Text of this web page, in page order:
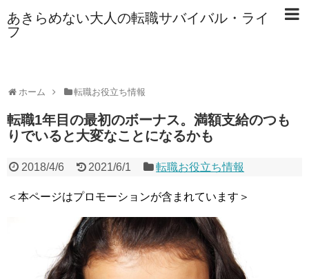
あきらめない大人の転職サバイバル・ライ
フ
ホーム 転職お役立ち情報
転職1年目の最初のボーナス。満額支給のつも
りでいると大変なことになるかも
2018/4/6 2021/6/1 転職お役立ち情報
＜本ページはプロモーションが含まれています＞